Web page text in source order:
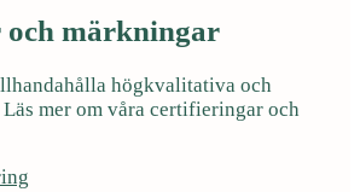
märkningar
högkvalitativa och
mer om våra certifieringar och